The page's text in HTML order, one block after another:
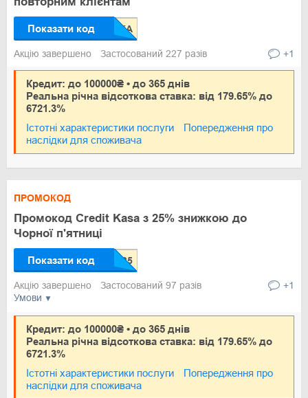
Показати код
Акцію завершено Застосований 227 разів +1
Кредит: до 100000₴ • до 365 днів
Реальна річна відсоткова ставка: від 179.65% до
6721.3%
Істотні характеристики послуги
Попередження про
наслідки для споживача
Умови
ПРОМОКОД
Промокод Credit Kasa з 25% знижкою до
Чорної п'ятниці
Показати код
Акцію завершено Застосований 97 разів +1
Кредит: до 100000₴ • до 365 днів
Реальна річна відсоткова ставка: від 179.65% до
6721.3%
Істотні характеристики послуги
Попередження про
наслідки для споживача